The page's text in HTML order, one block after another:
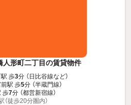
人形町二丁目の賃貸物件
駅 歩3分 （日比谷線など）
駅 歩5分 （半蔵門線）
歩7分 （都営新宿線）
（徒歩20分圏内）